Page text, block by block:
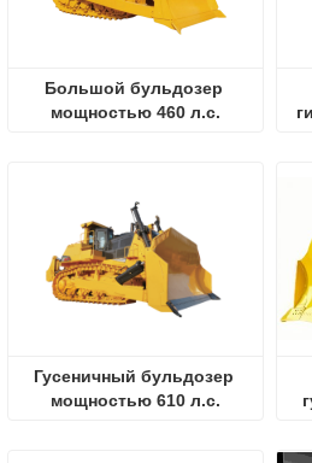
Большой бульдозер
мощностью 460 л.с.
Гусеничный бульдозер
мощностью 610 л.с.